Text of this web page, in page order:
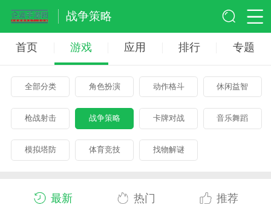
战争策略
首页 游戏 应用 排行 专题
全部分类 角色扮演 动作格斗 休闲益智
枪战射击 战争策略 卡牌对战 音乐舞蹈
模拟塔防 体育竞技 找物解谜
最新 热门 推荐